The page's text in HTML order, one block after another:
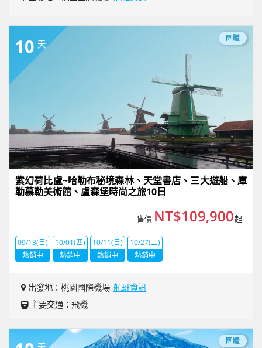
10 天
團體
紫幻荷比盧~哈勒布秘境森林、天堂書店、三大遊船、庫
勒慕勒美術館、盧森堡時尚之旅10日
售價 NT$109,900起
09/13(日)
熱銷中
10/01(四)
熱銷中
10/11(日)
熱銷中
10/27(二)
熱銷中
出發地：桃園國際機場 航班資訊
主要交通：飛機
團體